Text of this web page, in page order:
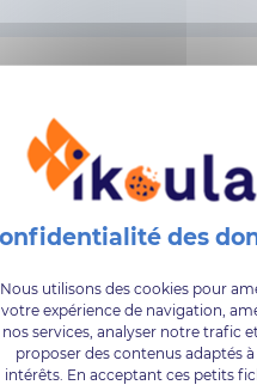
TRUE BUSINESS EV
Nous utilisons des cookies pour
votre expérience de navigation,
nos services, analyser notre trafic
proposer des contenus adaptés
intérêts. En acceptant ces petits